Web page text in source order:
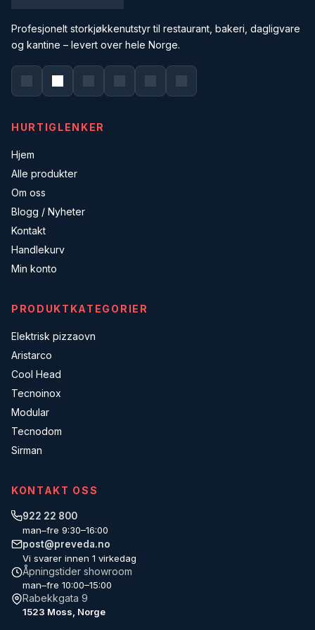
Profesjonelt storkjøkkenutstyr til restaurant, bakeri, dagligvare
og kantine – levert over hele Norge.
HURTIGLENKER
Hjem
Alle produkter
Om oss
Blogg / Nyheter
Kontakt
Handlekurv
Min konto
PRODUKTKATEGORIER
Elektrisk pizzaovn
Aristarco
Cool Head
Tecnoinox
Modular
Tecnodom
Sirman
KONTAKT OSS
922 22 800
man–fre 9:30–16:00
post@preveda.no
Vi svarer innen 1 virkedag
Åpningstider showroom
man–fre 10:00–15:00
Rabekkgata 9
1523 Moss, Norge